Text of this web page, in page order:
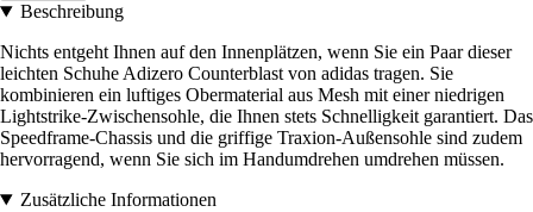
Beschreibung
Nichts entgeht Ihnen auf den Innenplätzen, wenn Sie ein Paar dieser
leichten Schuhe Adizero Counterblast von adidas tragen. Sie
kombinieren ein luftiges Obermaterial aus Mesh mit einer niedrigen
Lightstrike-Zwischensohle, die Ihnen stets Schnelligkeit garantiert. Das
Speedframe-Chassis und die griffige Traxion-Außensohle sind zudem
hervorragend, wenn Sie sich im Handumdrehen umdrehen müssen.
Zusätzliche Informationen